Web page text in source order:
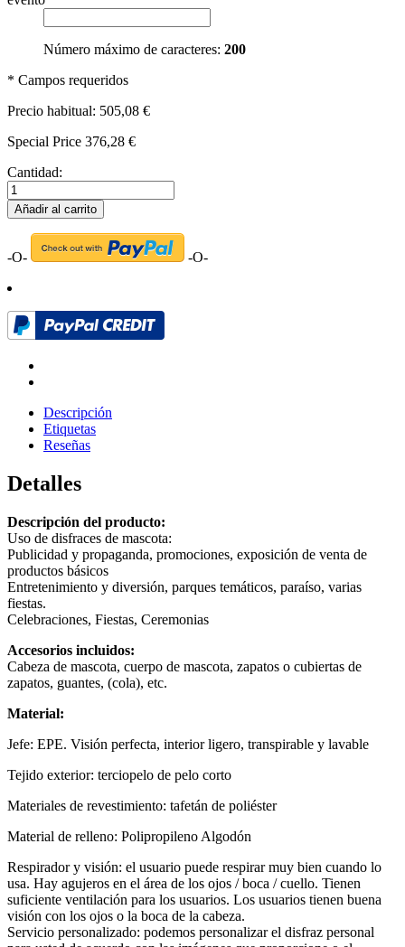
Número máximo de caracteres: 200
* Campos requeridos
Precio habitual: 505,08 €
Special Price 376,28 €
Cantidad:
Añadir al carrito
-O- -O-
Descripción
Etiquetas
Reseñas
Detalles
Descripción del producto:
Uso de disfraces de mascota:
Publicidad y propaganda, promociones, exposición de venta de
productos básicos
Entretenimiento y diversión, parques temáticos, paraíso, varias
fiestas.
Celebraciones, Fiestas, Ceremonias
Accesorios incluidos:
Cabeza de mascota, cuerpo de mascota, zapatos o cubiertas de
zapatos, guantes, (cola), etc.
Material:
Jefe: EPE. Visión perfecta, interior ligero, transpirable y lavable
Tejido exterior: terciopelo de pelo corto
Materiales de revestimiento: tafetán de poliéster
Material de relleno: Polipropileno Algodón
Respirador y visión: el usuario puede respirar muy bien cuando lo
usa. Hay agujeros en el área de los ojos / boca / cuello. Tienen
suficiente ventilación para los usuarios. Los usuarios tienen buena
visión con los ojos o la boca de la cabeza.
Servicio personalizado: podemos personalizar el disfraz personal